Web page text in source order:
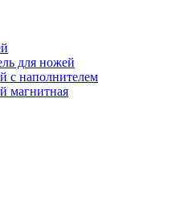
для ножей
с наполнителем
магнитная